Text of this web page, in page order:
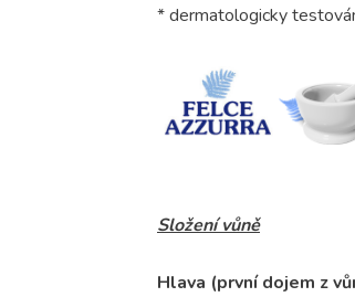
* dermatologicky
Složení vůně
Hlava (první dojem z